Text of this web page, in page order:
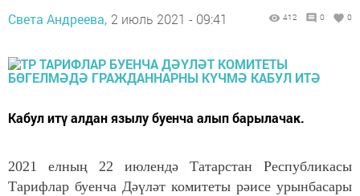
Света Андреева, 2 июль 2021 - 09:41 412 0 0
Кабул итү алдан язылу буенча алып барылачак.
2021 елның 22 июлендә Татарстан Республикасы
Тарифлар буенча Дәүләт комитеты рәисе урынбасары